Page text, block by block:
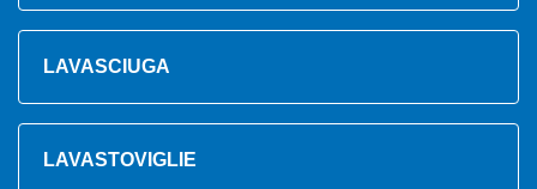
LAVASCIUGA
LAVASTOVIGLIE